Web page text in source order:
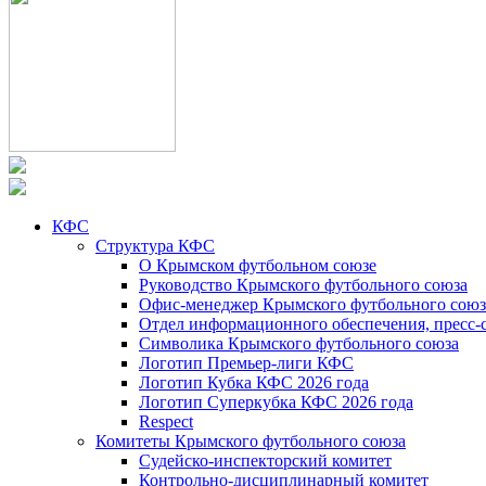
КФС
Структура КФС
О Крымском футбольном союзе
Руководство Крымского футбольного союза
Офис-менеджер Крымского футбольного
Отдел информационного обеспечения, пресс-
Символика Крымского футбольного союза
Логотип Премьер-лиги КФС
Логотип Кубка КФС 2026 года
Логотип Суперкубка КФС 2026 года
Respect
Комитеты Крымского футбольного союза
Судейско-инспекторский комитет
Контрольно-дисциплинарный комитет